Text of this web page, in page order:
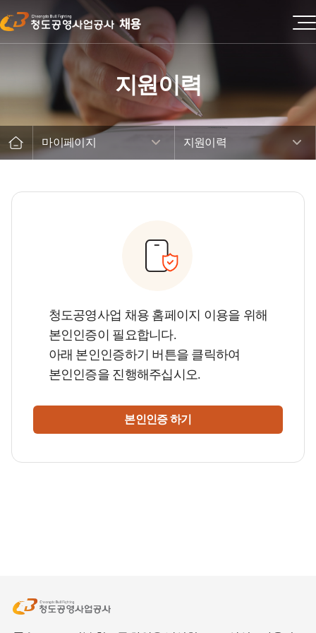
지원이력
마이페이지 지원이력
청도공영사업 채용 홈페이지 이용을 위해
본인인증이 필요합니다.
아래 본인인증하기 버튼을 클릭하여
본인인증을 진행해주십시오.
본인인증 하기